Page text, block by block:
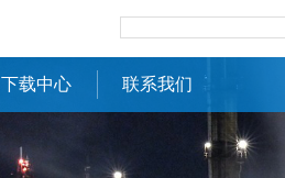
下载中心 联系我们